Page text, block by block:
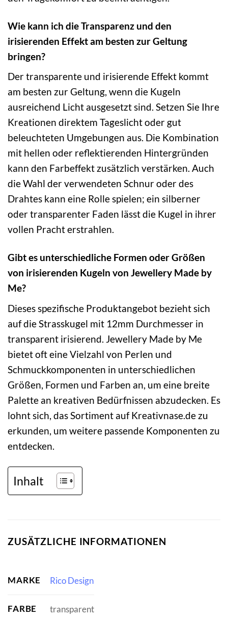
Wie kann ich die Transparenz und den
irisierenden Effekt am besten zur Geltung
bringen?
Der transparente und irisierende Effekt kommt
am besten zur Geltung, wenn die Kugeln
ausreichend Licht ausgesetzt sind. Setzen Sie Ihre
Kreationen direktem Tageslicht oder gut
beleuchteten Umgebungen aus. Die Kombination
mit hellen oder reflektierenden Hintergründen
kann den Farbeffekt zusätzlich verstärken. Auch
die Wahl der verwendeten Schnur oder des
Drahtes kann eine Rolle spielen; ein silberner
oder transparenter Faden lässt die Kugel in ihrer
vollen Pracht erstrahlen.
Gibt es unterschiedliche Formen oder Größen
von irisierenden Kugeln von Jewellery Made by
Me?
Dieses spezifische Produktangebot bezieht sich
auf die Strasskugel mit 12mm Durchmesser in
transparent irisierend. Jewellery Made by Me
bietet oft eine Vielzahl von Perlen und
Schmuckkomponenten in unterschiedlichen
Größen, Formen und Farben an, um eine breite
Palette an kreativen Bedürfnissen abzudecken. Es
lohnt sich, das Sortiment auf Kreativnase.de zu
erkunden, um weitere passende Komponenten zu
entdecken.
Inhalt
ZUSÄTZLICHE INFORMATIONEN
MARKE Rico Design
FARBE transparent